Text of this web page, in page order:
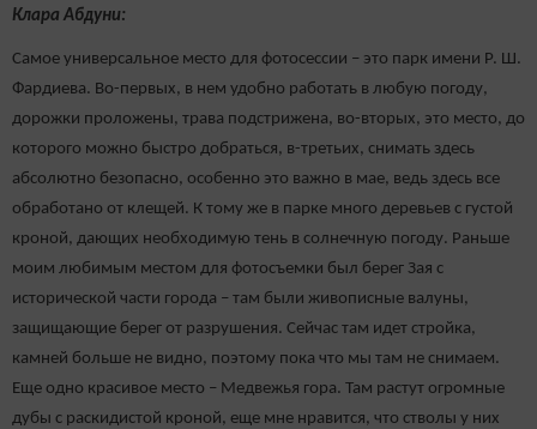
Клара Абдуни:
Самое универсальное место для фотосессии – это парк имени Р. Ш.
Фардиева. Во-первых, в нем удобно работать в любую погоду,
дорожки проложены, трава подстрижена, во-вторых, это место, до
которого можно быстро добраться, в-третьих, снимать здесь
абсолютно безопасно, особенно это важно в мае, ведь здесь все
обработано от клещей. К тому же в парке много деревьев с густой
кроной, дающих необходимую тень в солнечную погоду. Раньше
моим любимым местом для фотосъемки был берег Зая с
исторической части города – там были живописные валуны,
защищающие берег от разрушения. Сейчас там идет стройка,
камней больше не видно, поэтому пока что мы там не снимаем.
Еще одно красивое место – Медвежья гора. Там растут огромные
дубы с раскидистой кроной, еще мне нравится, что стволы у них